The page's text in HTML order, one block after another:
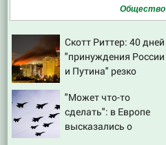
Общество
Скотт Риттер: 40 дней
"принуждения России
и Путина" резко
режима Зеленского
"Может что-то
сделать": в Европе
высказались о